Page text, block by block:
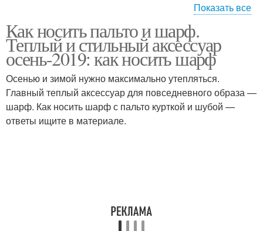
Двусторонний шарф Длинный шарф
Заплетенный шарф
Показать все
Как носить пальто и шарф.
Теплый и стильный аксессуар
осень-2019: как носить шарф
Осенью и зимой нужно максимально утепляться.
Главный теплый аксессуар для повседневного образа —
шарф. Как носить шарф с пальто курткой и шубой —
ответы ищите в материале.